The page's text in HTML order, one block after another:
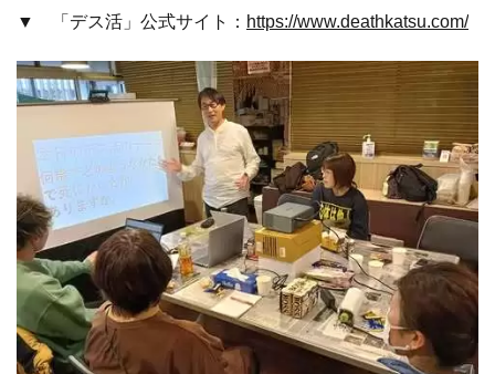
▼ 「デス活」公式サイト： https://www.deathkatsu.com/